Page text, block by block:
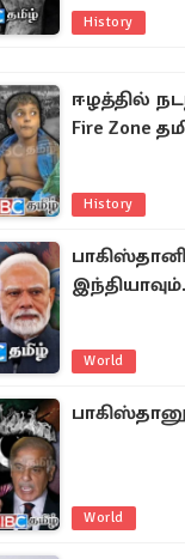
History
ஈழத்தில்
Fire Zone
History
World
World